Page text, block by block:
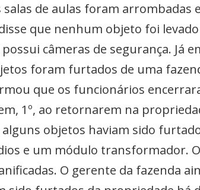
salas de aulas foram
que nenhum objeto foi
câmeras de segurança. Já
foram furtados de uma
que os funcionários
1º, ao retornarem na
objetos haviam sido
e um módulo transformador.
O gerente da fazenda